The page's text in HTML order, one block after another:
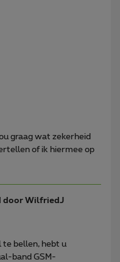
graag wat zekerheid
of ik hiermee op
door WilfriedJ
te bellen, hebt u
band GSM-